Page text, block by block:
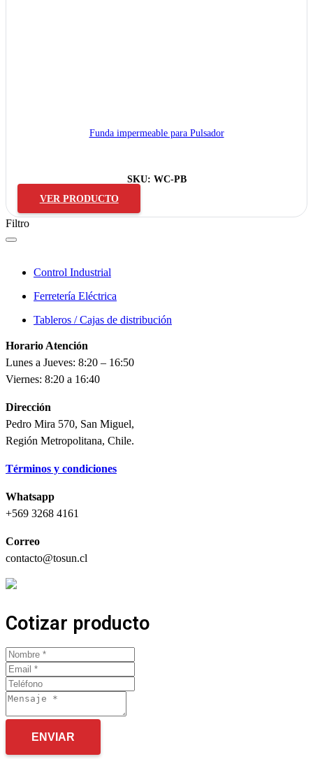
Funda impermeable para Pulsador
SKU: WC-PB
VER PRODUCTO
Filtro
Control Industrial
Ferretería Eléctrica
Tableros / Cajas de distribución
Horario Atención
Lunes a Jueves: 8:20 – 16:50
Viernes: 8:20 a 16:40
Dirección
Pedro Mira 570, San Miguel,
Región Metropolitana, Chile.
Términos y condiciones
Whatsapp
+569 3268 4161
Correo
contacto@tosun.cl
Cotizar producto
ENVIAR